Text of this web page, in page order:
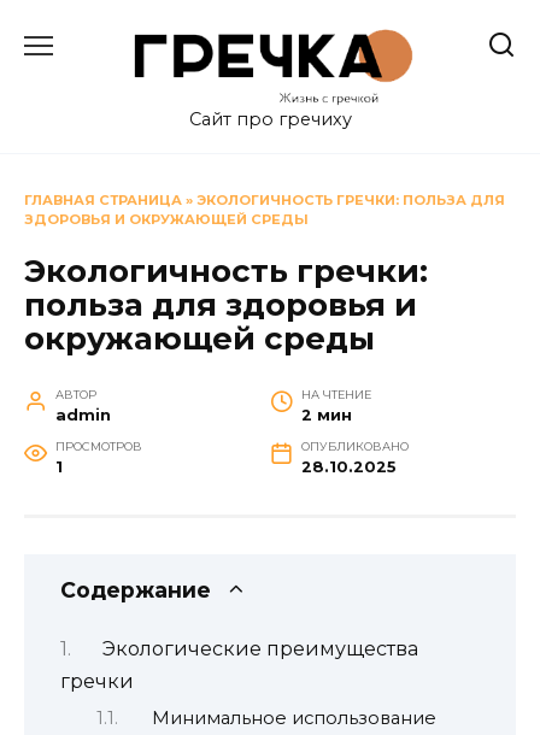
Сайт про гречиху
ГЛАВНАЯ СТРАНИЦА » ЭКОЛОГИЧНОСТЬ ГРЕЧКИ: ПОЛЬЗА ДЛЯ
ЗДОРОВЬЯ И ОКРУЖАЮЩЕЙ СРЕДЫ
Экологичность гречки:
польза для здоровья и
окружающей среды
АВТОР
admin
НА ЧТЕНИЕ
2 мин
ПРОСМОТРОВ
1
ОПУБЛИКОВАНО
28.10.2025
Содержание
Экологические преимущества
гречки
Минимальное использование